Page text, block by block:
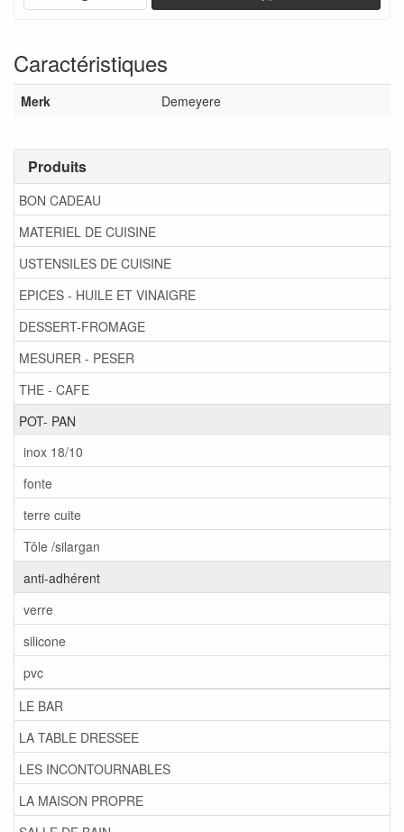
Produits
BON CADEAU
MATERIEL DE CUISINE
USTENSILES DE CUISINE
EPICES - HUILE ET VINAIGRE
DESSERT-FROMAGE
MESURER - PESER
THE - CAFE
POT- PAN
inox 18/10
fonte
terre cuite
Tôle /silargan
anti-adhérent
verre
silicone
pvc
LE BAR
LA TABLE DRESSEE
LES INCONTOURNABLES
LA MAISON PROPRE
Caractéristiques
Merk Demeyere